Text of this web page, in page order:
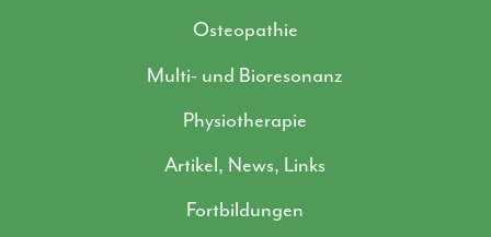
Osteopathie
Multi- und Bioresonanz
Physiotherapie
Artikel, News, Links
Fortbildungen